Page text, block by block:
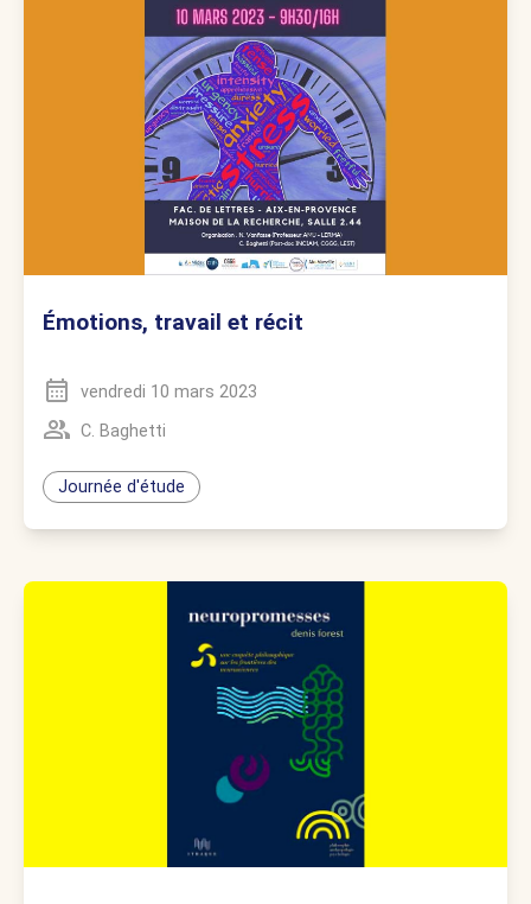
Émotions, travail et récit
vendredi 10 mars 2023
C. Baghetti
Journée d'étude